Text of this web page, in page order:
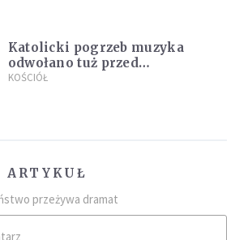
Katolicki pogrzeb muzyka
odwołano tuż przed
uroczystością. Powodem była
KOŚCIÓŁ
ARTYKUŁ
przeżywa dramat